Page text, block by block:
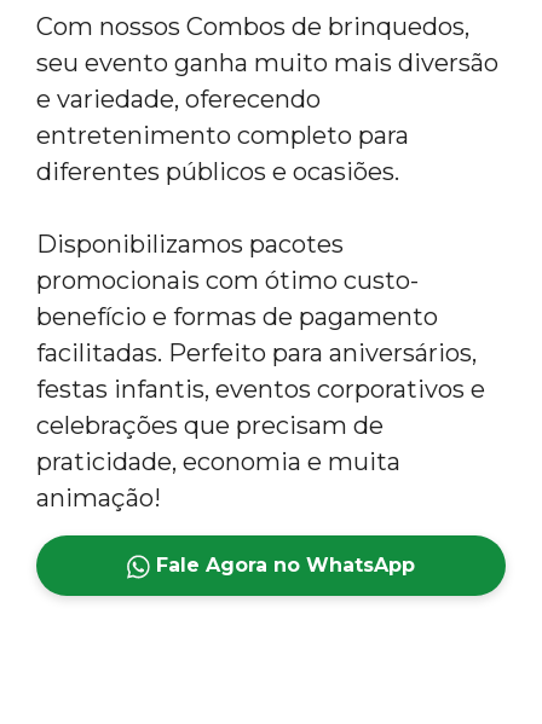
Com nossos Combos de brinquedos,
seu evento ganha muito mais diversão
e variedade, oferecendo
entretenimento completo para
diferentes públicos e ocasiões.
Disponibilizamos pacotes
promocionais com ótimo custo-
benefício e formas de pagamento
facilitadas. Perfeito para aniversários,
festas infantis, eventos corporativos e
celebrações que precisam de
praticidade, economia e muita
animação!
Fale Agora no WhatsApp